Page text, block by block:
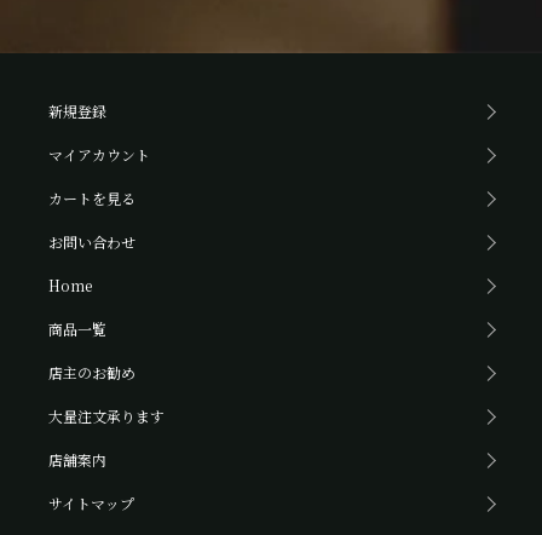
新規登録
マイアカウント
カートを見る
お問い合わせ
Home
商品一覧
店主のお勧め
大量注文承ります
店舗案内
サイトマップ